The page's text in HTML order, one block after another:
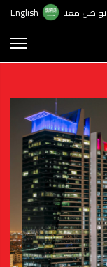
تواصل معنا English